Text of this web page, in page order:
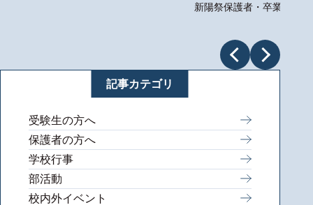
記事カテゴリ
受験生の方へ
保護者の方へ
学校行事
部活動
校内外イベント
新陽祭保護者・卒業生来